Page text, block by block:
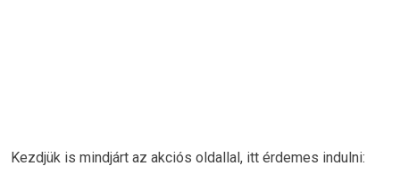
Kezdjük is mindjárt az akciós oldallal, itt érdemes indulni: